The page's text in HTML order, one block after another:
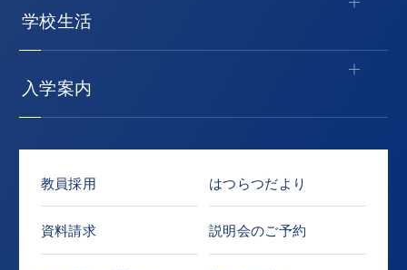
学校生活
入学案内
教員採用 はつらつだより
資料請求 説明会のご予約